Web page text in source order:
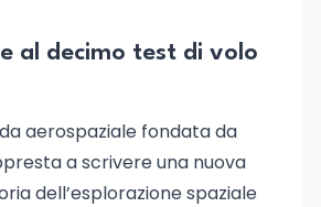
al decimo test di volo
aerospaziale fondata da
a scrivere una nuova
dell’esplorazione spaziale